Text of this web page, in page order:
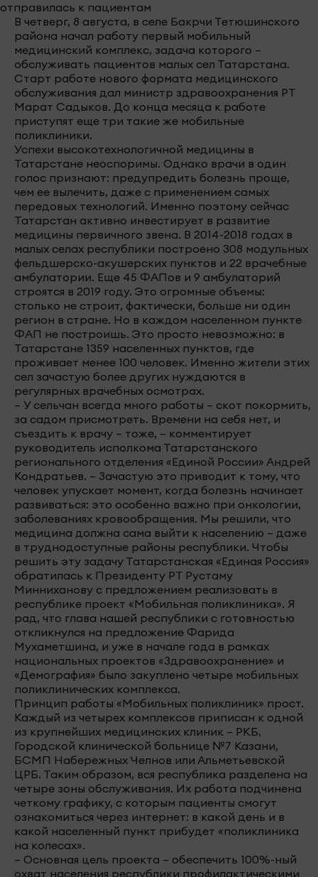
В четверг, 8 августа, в селе Бакрчи Тетюшинского
района начал работу первый мобильный
медицинский комплекс, задача которого –
обслуживать пациентов малых сел Татарстана.
Старт работе нового формата медицинского
обслуживания дал министр здравоохранения РТ
Марат Садыков. До конца месяца к работе
приступят еще три такие же мобильные
поликлиники.
Успехи высокотехнологичной медицины в
Татарстане неоспоримы. Однако врачи в один
голос признают: предупредить болезнь проще,
чем ее вылечить, даже с применением самых
передовых технологий. Именно поэтому сейчас
Татарстан активно инвестирует в развитие
медицины первичного звена. В 2014-2018 годах в
малых селах республики построено 308 модульных
фельдшерско-акушерских пунктов и 22 врачебные
амбулатории. Еще 45 ФАПов и 9 амбулаторий
строятся в 2019 году. Это огромные объемы:
столько не строит, фактически, больше ни один
регион в стране. Но в каждом населенном пункте
ФАП не построишь. Это просто невозможно: в
Татарстане 1359 населенных пунктов, где
проживает менее 100 человек. Именно жители этих
сел зачастую более других нуждаются в
регулярных врачебных осмотрах.
– У сельчан всегда много работы – скот покормить,
за садом присмотреть. Времени на себя нет, и
съездить к врачу – тоже, – комментирует
руководитель исполкома Татарстанского
регионального отделения «Единой России» Андрей
Кондратьев. – Зачастую это приводит к тому, что
человек упускает момент, когда болезнь начинает
развиваться: это особенно важно при онкологии,
заболеваниях кровообращения. Мы решили, что
медицина должна сама выйти к населению – даже
в труднодоступные районы республики. Чтобы
решить эту задачу Татарстанская «Единая Россия»
обратилась к Президенту РТ Рустаму
Минниханову с предложением реализовать в
республике проект «Мобильная поликлиника». Я
рад, что глава нашей республики с готовностью
откликнулся на предложение Фарида
Мухаметшина, и уже в начале года в рамках
национальных проектов «Здравоохранение» и
«Демография» было закуплено четыре мобильных
поликлинических комплекса.
Принцип работы «Мобильных поликлиник» прост.
Каждый из четырех комплексов приписан к одной
из крупнейших медицинских клиник – РКБ,
Городской клинической больнице №7 Казани,
БСМП Набережных Челнов или Альметьевской
ЦРБ. Таким образом, вся республика разделена на
четыре зоны обслуживания. Их работа подчинена
четкому графику, с которым пациенты смогут
ознакомиться через интернет: в какой день и в
какой населенный пункт прибудет «поликлиника
на колесах».
– Основная цель проекта – обеспечить 100%-ный
охват населения республики профилактическими